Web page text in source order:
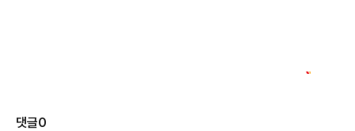
댓글0